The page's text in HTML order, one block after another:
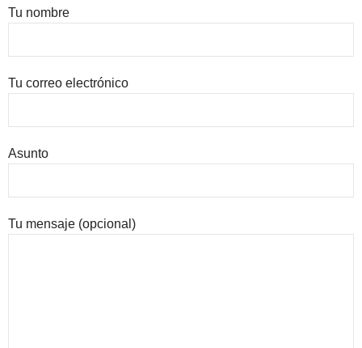
Tu nombre
Tu correo electrónico
Asunto
Tu mensaje (opcional)